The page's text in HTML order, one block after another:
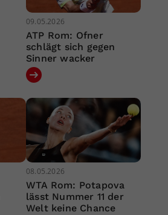
09.05.2026
ATP Rom: Ofner
schlägt sich gegen
Sinner wacker
08.05.2026
WTA Rom: Potapova
lässt Nummer 11 der
Welt keine Chance